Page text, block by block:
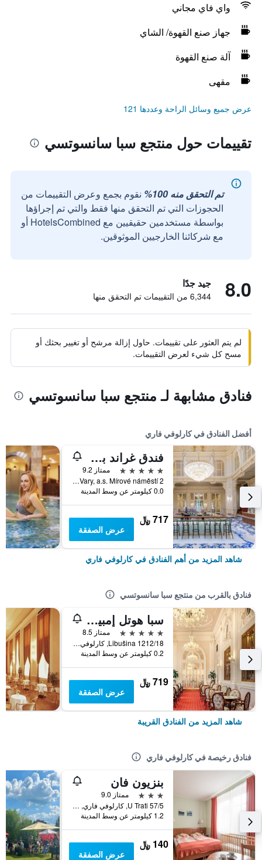
واي فاي مجاني
جهاز صنع القهوة/ الشاي
آلة صنع القهوة
مقهى
عرض جميع وسائل الراحة وعددها 121
تقييمات حول منتجع سبا سانسوتسي
تم التحقق منه 100%
نقوم بجمع وعرض التقييمات من
الحجوزات التي تم التحقق منها فقط والتي تم إجراؤها
بواسطة مستخدمين حقيقيين مع HotelsCombined أو
مع شركائنا الخارجيين الموثوقين.
8.0 جيد جدًا
6,344 من التقييمات تم التحقق منها
لم يتم العثور على تقييمات. حاول إزالة مرشح أو تغيير بحثك أو
مسح كل شيء لعرض التقييمات.
فنادق مشابهة لـ منتجع سبا سانسوتسي
أفضل الفنادق في كارلوفي فاري
فندق غراند بوب
5 نجوم
ممتاز 9.2
Karlovy Vary, a.s. Mírové náměstí 2, كارلوفي فاري, منطقة كارلوفي فاري, جمهورية التشيك
0.0 كيلومتر عن وسط المدينة
717 ﷼
عرض الصفقة
شاهد المزيد من أهم الفنادق في كارلوفي فاري
فنادق بالقرب من منتجع سبا سانسوتسي
سبا هوتل إمبيريال
5 نجوم
ممتاز 8.5
Libušina 1212/18, كارلوفي فاري, منطقة كارلوفي فاري, جمهورية التشيك
0.2 كيلومتر عن وسط المدينة
719 ﷼
عرض الصفقة
شاهد المزيد من الفنادق القريبة
فنادق رخيصة في كارلوفي فاري
بنزيون فان
3 نجوم
ممتاز 9.0
U Trati 57/5, كارلوفي فاري, منطقة كارلوفي فاري, جمهورية التشيك
1.2 كيلومتر عن وسط المدينة
140 ﷼
عرض الصفقة